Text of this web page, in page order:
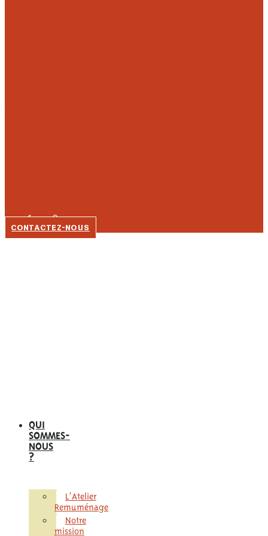
05 56 92 80 35
CONTACTEZ-NOUS
QUI
SOMMES-
NOUS
?
L’Atelier
Remuménage
Notre
mission